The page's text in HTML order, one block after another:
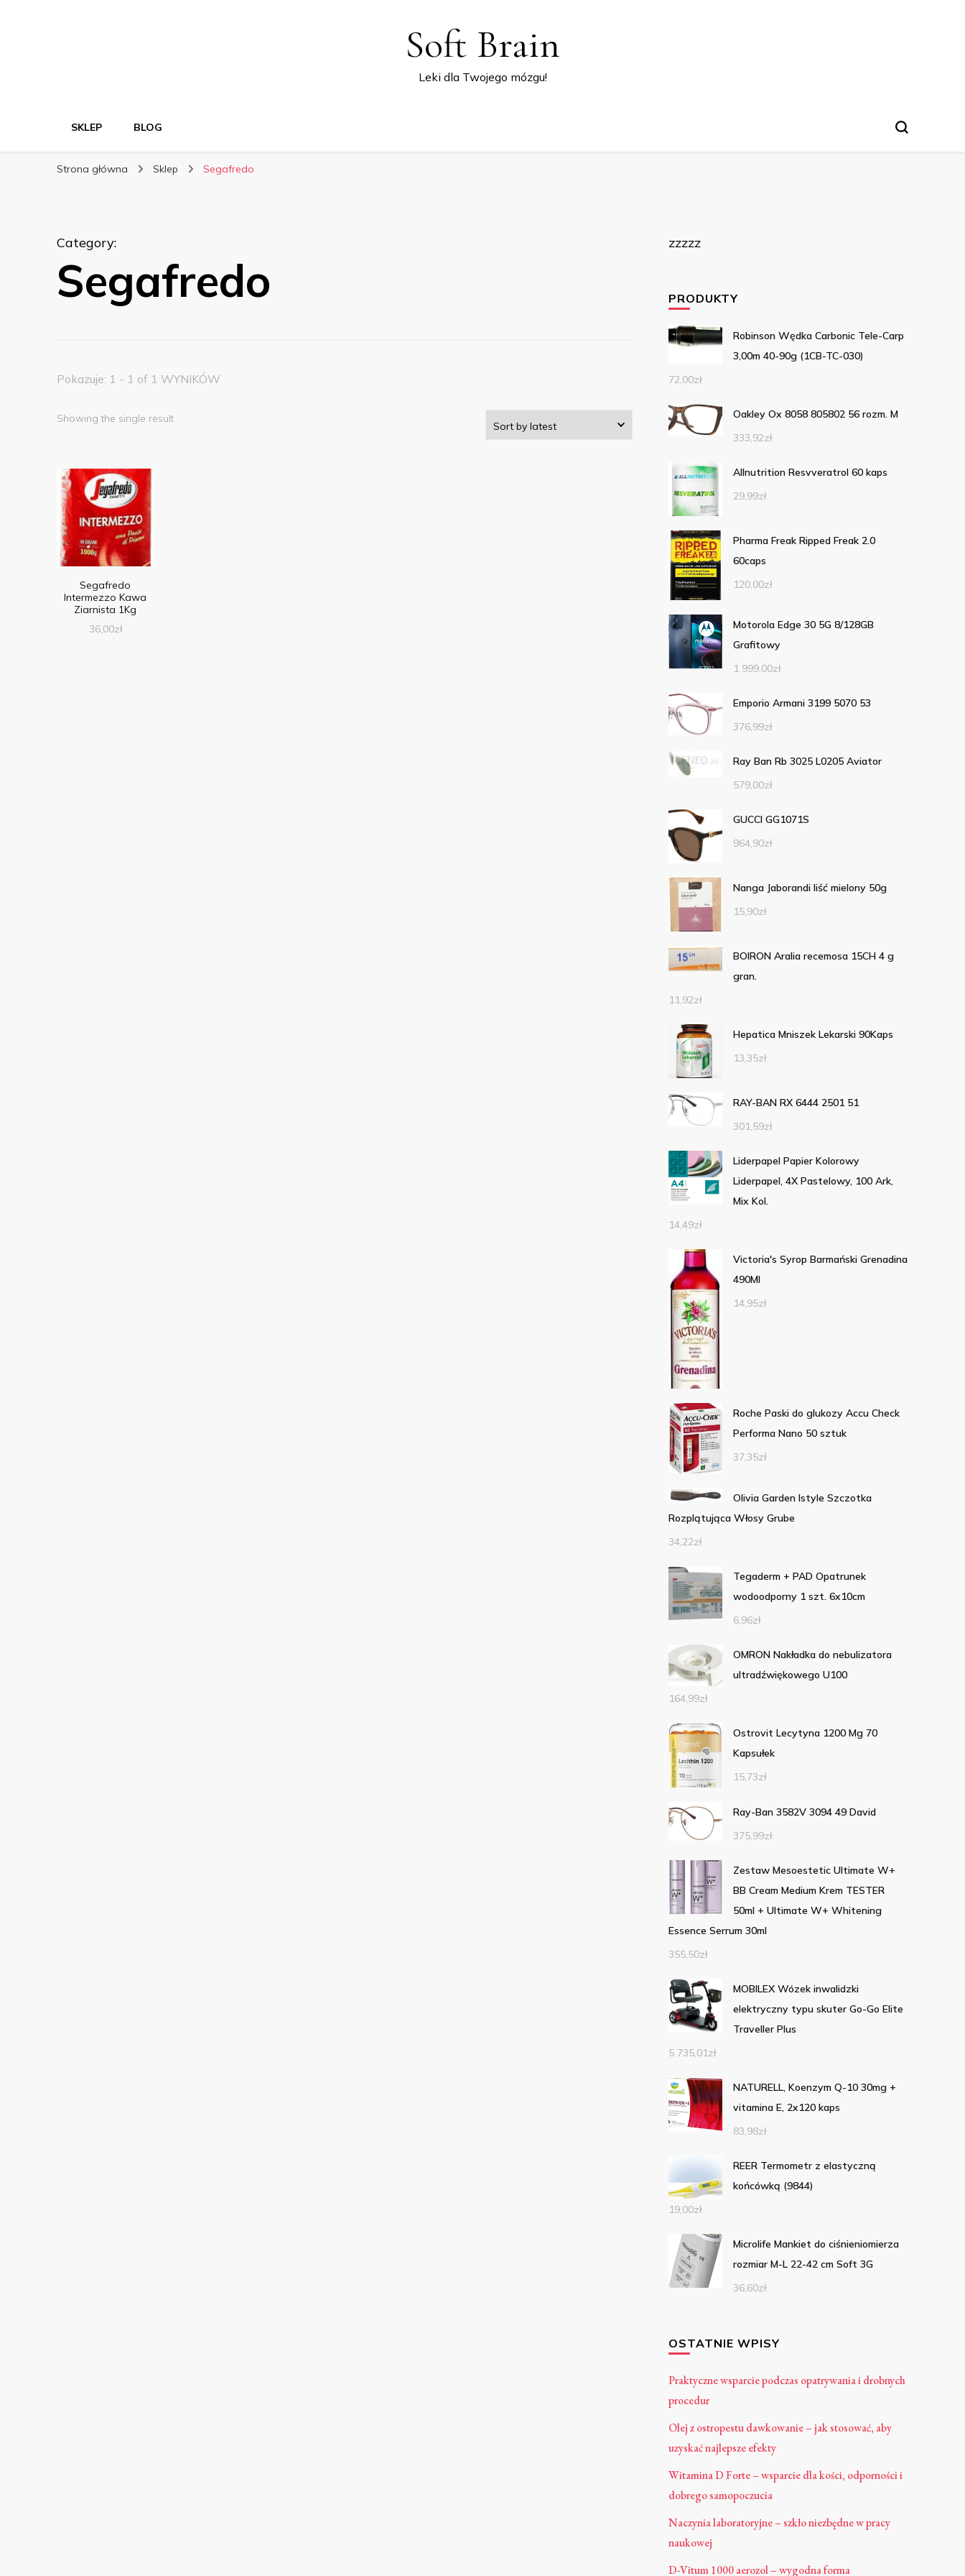
Soft Brain
Leki dla Twojego mózgu!
SKLEP BLOG
Strona główna Sklep Segafredo
Category:
Segafredo
Pokazuje: 1 - 1 of 1 WYNIKÓW
Showing the single result
Segafredo
Intermezzo Kawa
Ziarnista 1Kg
36,00zł
zzzzz
PRODUKTY
Robinson Wędka Carbonic Tele-Carp
3,00m 40-90g (1CB-TC-030)
72,00zł
Oakley Ox 8058 805802 56 rozm. M
333,92zł
Allnutrition Resvveratrol 60 kaps
29,99zł
Pharma Freak Ripped Freak 2.0
60caps
120,00zł
Motorola Edge 30 5G 8/128GB
Grafitowy
1 999,00zł
Emporio Armani 3199 5070 53
376,99zł
Ray Ban Rb 3025 L0205 Aviator
579,00zł
GUCCI GG1071S
964,90zł
Nanga Jaborandi liść mielony 50g
15,90zł
BOIRON Aralia recemosa 15CH 4 g
gran.
11,92zł
Hepatica Mniszek Lekarski 90Kaps
13,35zł
RAY-BAN RX 6444 2501 51
301,59zł
Liderpapel Papier Kolorowy
Liderpapel, 4X Pastelowy, 100 Ark,
Mix Kol.
14,49zł
Victoria's Syrop Barmański Grenadina
490Ml
14,95zł
Roche Paski do glukozy Accu Check
Performa Nano 50 sztuk
37,35zł
Olivia Garden Istyle Szczotka
Rozplątująca Włosy Grube
34,22zł
Tegaderm + PAD Opatrunek
wodoodporny 1 szt. 6x10cm
6,96zł
OMRON Nakładka do nebulizatora
ultradźwiękowego U100
164,99zł
Ostrovit Lecytyna 1200 Mg 70
Kapsułek
15,73zł
Ray-Ban 3582V 3094 49 David
375,99zł
Zestaw Mesoestetic Ultimate W+
BB Cream Medium Krem TESTER
50ml + Ultimate W+ Whitening
Essence Serrum 30ml
355,50zł
MOBILEX Wózek inwalidzki
elektryczny typu skuter Go-Go Elite
Traveller Plus
5 735,01zł
NATURELL, Koenzym Q-10 30mg +
vitamina E, 2x120 kaps
83,98zł
REER Termometr z elastyczną
końcówką (9844)
19,00zł
Microlife Mankiet do ciśnieniomierza
rozmiar M-L 22-42 cm Soft 3G
36,60zł
OSTATNIE WPISY
Praktyczne wsparcie podczas opatrywania i drobnych
procedur
Olej z ostropestu dawkowanie – jak stosować, aby
uzyskać najlepsze efekty
Witamina D Forte – wsparcie dla kości, odporności i
dobrego samopoczucia
Naczynia laboratoryjne – szkło niezbędne w pracy
naukowej
D-Vitum 1000 aerozol – wygodna forma